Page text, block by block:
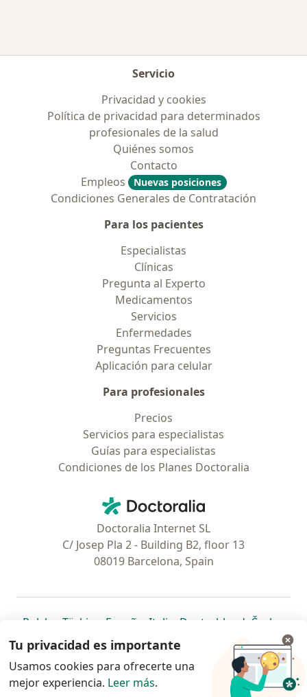
Servicio
Privacidad y cookies
Política de privacidad para determinados
profesionales de la salud
Quiénes somos
Contacto
Empleos
Nuevas posiciones
Condiciones Generales de Contratación
Para los pacientes
Especialistas
Clínicas
Pregunta al Experto
Medicamentos
Servicios
Enfermedades
Preguntas Frecuentes
Aplicación para celular
Para profesionales
Precios
Servicios para especialistas
Guías para especialistas
Condiciones de los Planes Doctoralia
Doctoralia - Página de inicio
Doctoralia Internet SL
C/ Josep Pla 2 - Building B2, floor 13
08019 Barcelona, Spain
Polska se abre en una nueva pestaña
Türkiye se abre en una nueva pestaña
España se abre en una nueva pestaña
Italia se abre en una nueva
Deutschlandse abre en
Česko
Portugal
se abre en una nueva pestaña
México se abre en una nueva pestaña
Chile se abre en una nueva pestaña
Brasil se abre en una nueva
se abre en
se
se abre en una nueva
www.doctoralia.pe © 2026 - Encuentra tu
Tu privacidad es importante
Usamos cookies para ofrecerte una
mejor experiencia. Leer más.